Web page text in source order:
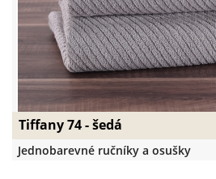
Tiffany 74 - šedá
Jednobarevné ručníky a osušky